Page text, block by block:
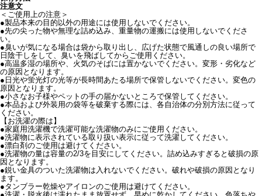
注意文
＜ご使用上の注意＞
●製品本来の目的以外の用途には使用しないでください。
●先の尖った物や無理な詰め込み、重量物の運搬には使用しないでくださ
い。
●臭いが気になる場合は袋から取り出し、広げた状態で風通しの良い場所で
日陰干しをして、臭いを飛ばしてからご使用ください。
●高温多湿の場所や、火気のそばには置かないでください。変形・劣化など
の原因となります。
●日光や蛍光灯の光等が長時間あたる場所で保管しないでください。変色の
原因となります。
●小さなお子様やペットの手の届かないところで保管してください。
●本品および外装用の袋等を破棄する際には、各自治体の分別方法に従って
ください。
【お洗濯の際は】
●家庭用洗濯機で洗濯可能な洗濯物のみにご使用ください。
●洗濯物に表示されている取り扱い表示に従って洗濯してください。
●漂白剤のご使用は避けてください。
●洗濯物の量は容量の2/3を目安にしてください。詰め込みすぎると破損の原
因となります。
●鋭い金具のついた洗濯物は入れないでください。破れや破損の原因となり
ます。
●タンブラー乾燥やアイロンのご使用は避けてください。